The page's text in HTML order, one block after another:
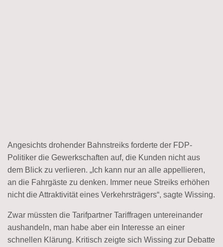
Angesichts drohender Bahnstreiks forderte der FDP-
Politiker die Gewerkschaften auf, die Kunden nicht aus
dem Blick zu verlieren. „Ich kann nur an alle appellieren,
an die Fahrgäste zu denken. Immer neue Streiks erhöhen
nicht die Attraktivität eines Verkehrsträgers“, sagte Wissing.
Zwar müssten die Tarifpartner Tariffragen untereinander
aushandeln, man habe aber ein Interesse an einer
schnellen Klärung. Kritisch zeigte sich Wissing zur Debatte